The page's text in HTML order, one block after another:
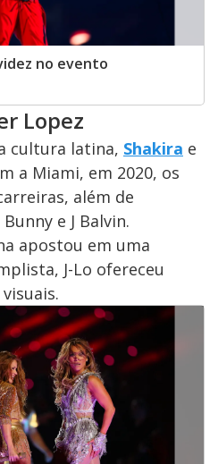
no evento
Lopez
cultura latina, Shakira e
a Miami, em 2020, os
além de
e J Balvin.
apostou em uma
J-Lo ofereceu